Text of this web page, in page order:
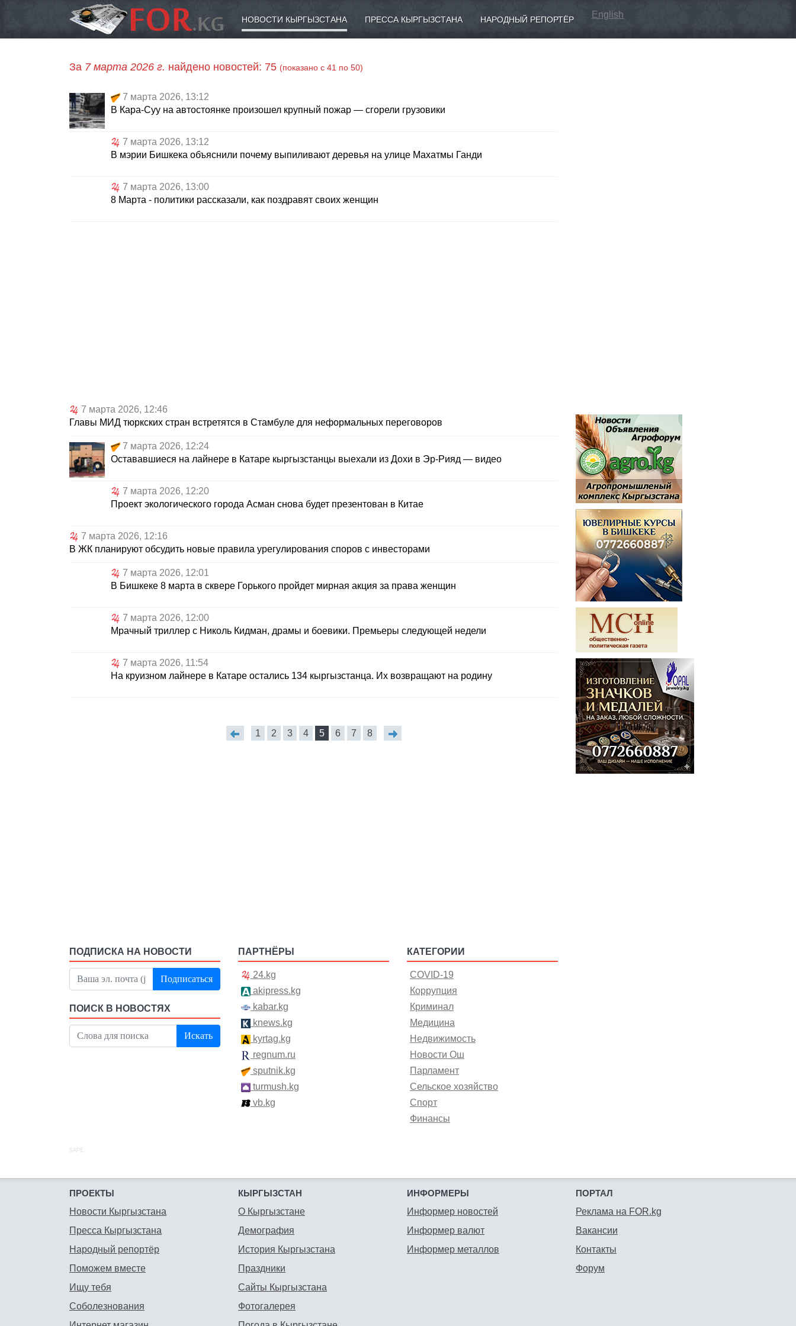
НОВОСТИ КЫРГЫЗСТАНА ПРЕССА КЫРГЫЗСТАНА НАРОДНЫЙ РЕПОРТЁР English
За 7 марта 2026 г. найдено новостей: 75 (показано с 41 по 50)
7 марта 2026, 13:12
В Кара-Суу на автостоянке произошел крупный пожар — сгорели грузовики
7 марта 2026, 13:12
В мэрии Бишкека объяснили почему выпиливают деревья на улице Махатмы Ганди
7 марта 2026, 13:00
8 Марта - политики рассказали, как поздравят своих женщин
7 марта 2026, 12:46
Главы МИД тюркских стран встретятся в Стамбуле для неформальных переговоров
7 марта 2026, 12:24
Остававшиеся на лайнере в Катаре кыргызстанцы выехали из Дохи в Эр-Рияд — видео
7 марта 2026, 12:20
Проект экологического города Асман снова будет презентован в Китае
7 марта 2026, 12:16
В ЖК планируют обсудить новые правила урегулирования споров с инвесторами
7 марта 2026, 12:01
В Бишкеке 8 марта в сквере Горького пройдет мирная акция за права женщин
7 марта 2026, 12:00
Мрачный триллер с Николь Кидман, драмы и боевики. Премьеры следующей недели
7 марта 2026, 11:54
На круизном лайнере в Катаре остались 134 кыргызстанца. Их возвращают на родину
1 2 3 4 5 6 7 8
ПОДПИСКА НА НОВОСТИ
Подписаться
ПОИСК В НОВОСТЯХ
Искать
ПАРТНЁРЫ
24.kg
akipress.kg
kabar.kg
knews.kg
kyrtag.kg
regnum.ru
sputnik.kg
turmush.kg
vb.kg
КАТЕГОРИИ
COVID-19
Коррупция
Криминал
Медицина
Недвижимость
Новости Ош
Парламент
Сельское хозяйство
Спорт
Финансы
SAPE:
ПРОЕКТЫ
Новости Кыргызстана
Пресса Кыргызстана
Народный репортёр
Поможем вместе
Ищу тебя
Соболезнования
КЫРГЫЗСТАН
О Кыргызстане
Демография
История Кыргызстана
Праздники
Сайты Кыргызстана
Фотогалерея
ИНФОРМЕРЫ
Информер новостей
Информер валют
Информер металлов
ПОРТАЛ
Реклама на FOR.kg
Вакансии
Контакты
Форум